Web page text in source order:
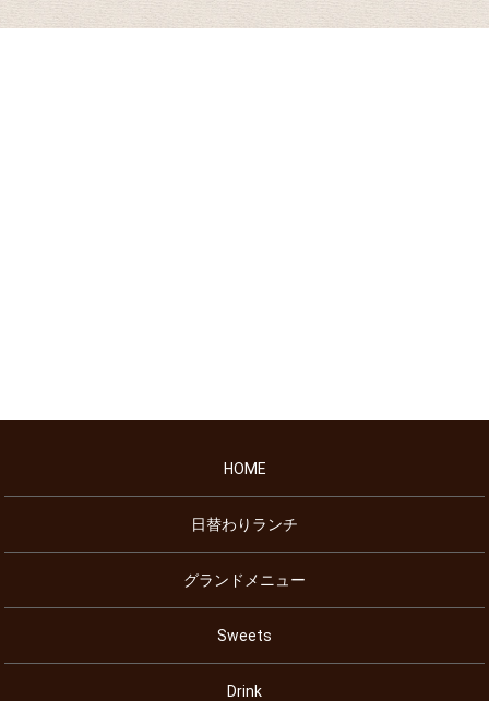
HOME
日替わりランチ
グランドメニュー
Sweets
Drink